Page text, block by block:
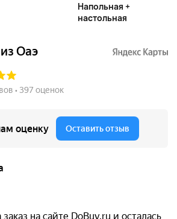
Напольная +
настольная